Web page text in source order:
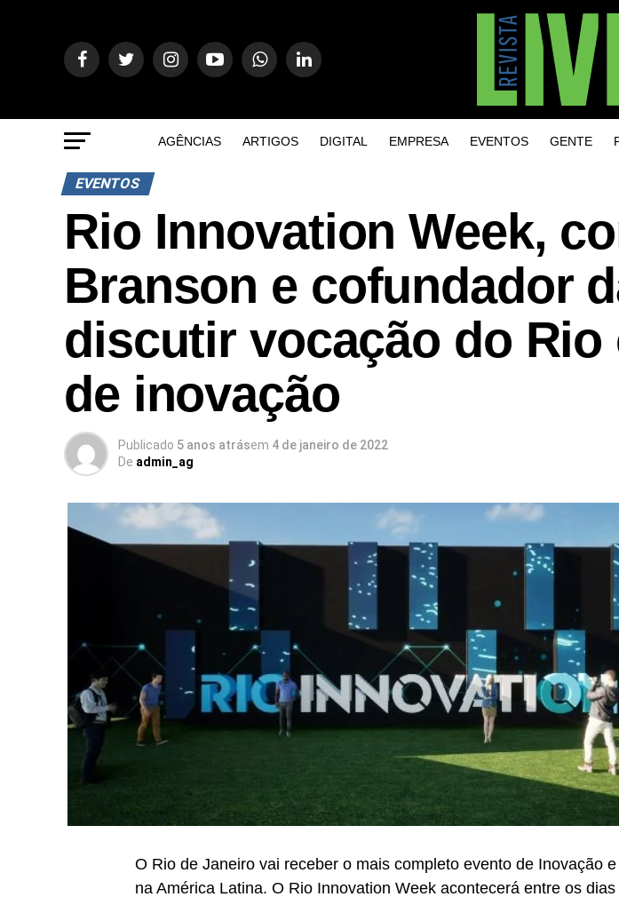
AGÊNCIAS ARTIGOS DIGITAL EMPRESA EVENTOS GENTE
EVENTOS
Rio Innovation Week,
Branson e cofundador
discutir vocação do
de inovação
Publicado 5 anos atrásem 4 de janeiro de 2022
De admin_ag
O Rio de Janeiro vai receber o mais completo evento de Inovação
na América Latina. O Rio Innovation Week acontecerá entre os